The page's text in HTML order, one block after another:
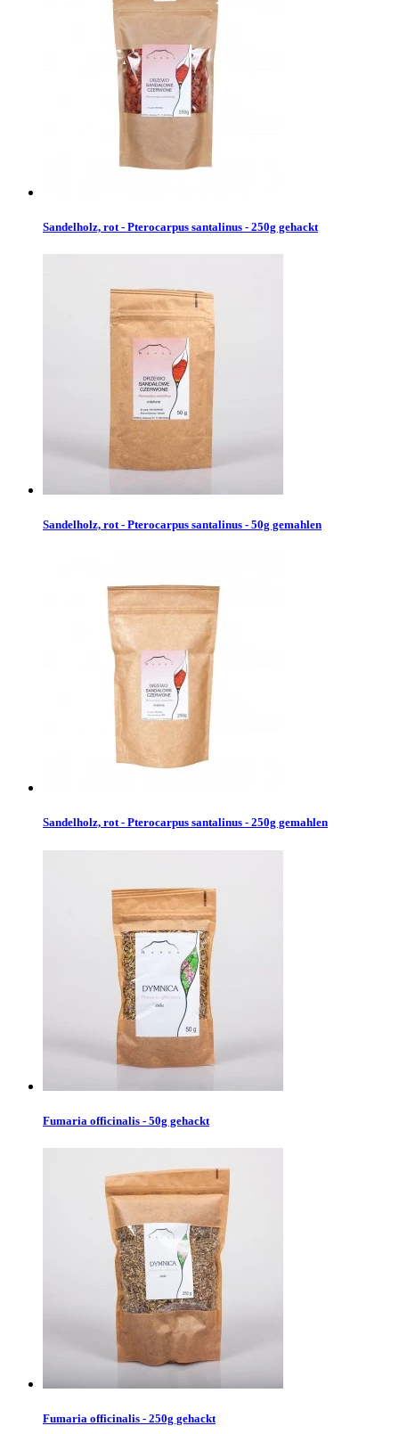
Sandelholz, rot - Pterocarpus santalinus - 250g gehackt
Sandelholz, rot - Pterocarpus santalinus - 50g gemahlen
Sandelholz, rot - Pterocarpus santalinus - 250g gemahlen
Fumaria officinalis - 50g gehackt
Fumaria officinalis - 250g gehackt